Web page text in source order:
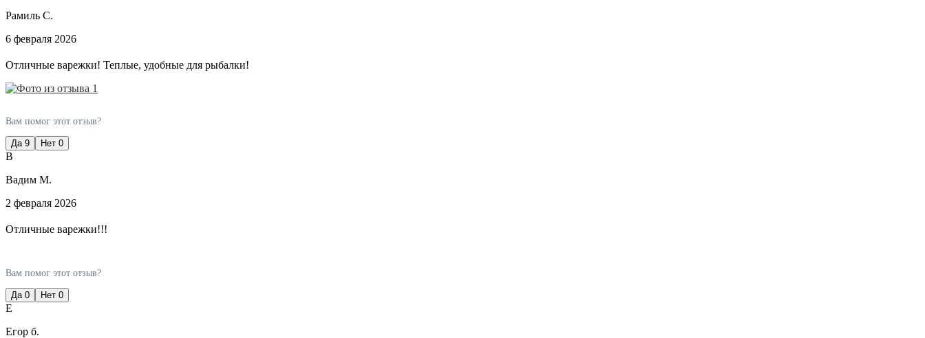
Рамиль С.
6 февраля 2026
Отличные варежки! Теплые, удобные для рыбалки!
Вам помог этот отзыв?
Да 9 Нет 0
В
Вадим М.
2 февраля 2026
Отличные варежки!!!
Вам помог этот отзыв?
Да 0 Нет 0
Е
Егор б.